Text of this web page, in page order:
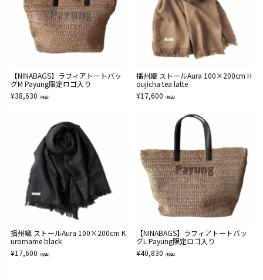
【NINABAGS】ラフィアトートバッ
グM Payung限定ロゴ入り
¥38,630 （税込）
播州織 ストールAura 100×200cm H
oujicha tea latte
¥17,600 （税込）
播州織 ストールAura 100×200cm K
uromame black
¥17,600 （税込）
【NINABAGS】ラフィアトートバッ
グL Payung限定ロゴ入り
¥40,830 （税込）